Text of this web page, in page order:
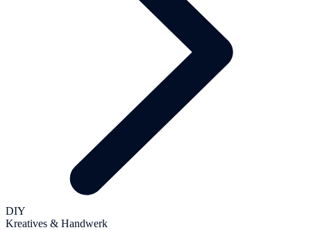
DIY
Kreatives & Handwerk